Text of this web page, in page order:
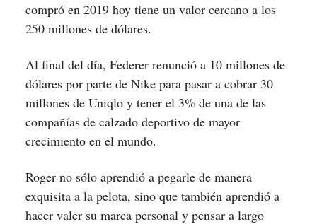
compró en 2019 hoy tiene un valor cercano a los
250 millones de dólares.
Al final del día, Federer renunció a 10 millones de
dólares por parte de Nike para pasar a cobrar 30
millones de Uniqlo y tener el 3% de una de las
compañías de calzado deportivo de mayor
crecimiento en el mundo.
Roger no sólo aprendió a pegarle de manera
exquisita a la pelota, sino que también aprendió a
hacer valer su marca personal y pensar a largo